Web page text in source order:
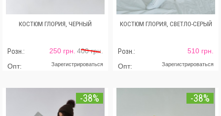
КОСТЮМ ГЛОРИЯ, ЧЕРНЫЙ
Розн.: 250 грн. 400 грн.
Опт:
Зарегистрироваться
КОСТЮМ ГЛОРИЯ, СВЕТЛО-СЕРЫЙ
Розн.:
510 грн.
Опт:
Зарегистрироваться
-38% -38%